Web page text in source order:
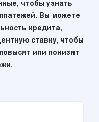
чтобы узнать
Вы можете
кредита,
ставку, чтобы
или понизят